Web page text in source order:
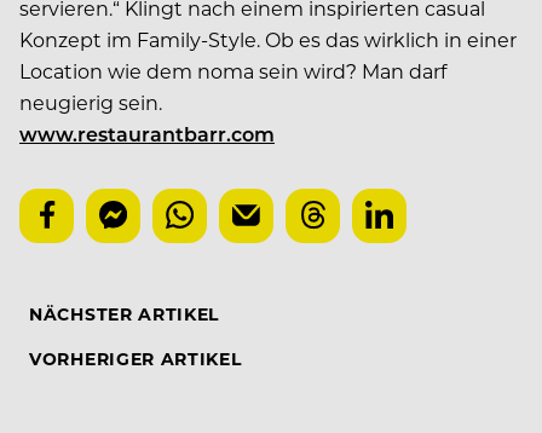
servieren.“ Klingt nach einem inspirierten casual
Konzept im Family-Style. Ob es das wirklich in einer
Location wie dem noma sein wird? Man darf
neugierig sein.
www.restaurantbarr.com
NÄCHSTER ARTIKEL
VORHERIGER ARTIKEL